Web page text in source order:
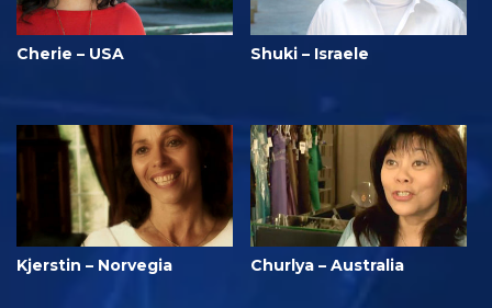
Cherie – USA Shuki – Israele
Kjerstin – Norvegia Churlya – Australia